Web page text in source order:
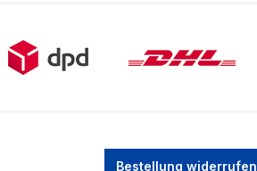
Bestellung widerrufen